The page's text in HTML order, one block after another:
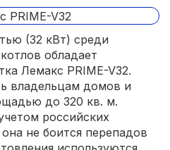
(32 кВт) среди
обладает
Лемакс PRIME-V32.
владельцам домов и
до 320 кв. м.
российских
не боится перепадов